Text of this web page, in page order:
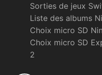
Sorties de jeux
Liste des albums
Choix micro SD
Choix micro SD
2